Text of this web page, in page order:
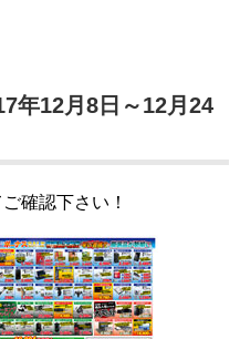
年12月8日～12月24
確認下さい！